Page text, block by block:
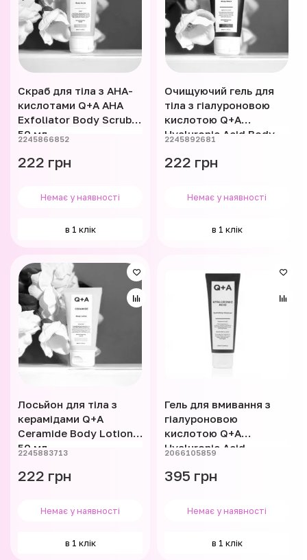
Скраб для тіла з AHA-
кислотами Q+A AHA
Exfoliator Body Scrub
50 мл
2245866852
222 грн
Немає у наявності
в 1 клік
Очищуючий гель для
тіла з гіалуроновою
кислотою Q+A
Hyaluronic Acid Body
2245892681
222 грн
Немає у наявності
в 1 клік
Лосьйон для тіла з
керамідами Q+A
Ceramide Body Lotion
50 мл
2245883713
222 грн
Немає у наявності
в 1 клік
Гель для вмивання з
гіалуроновою
кислотою Q+A
Hyaluronic Acid
2066105859
395 грн
Немає у наявності
в 1 клік